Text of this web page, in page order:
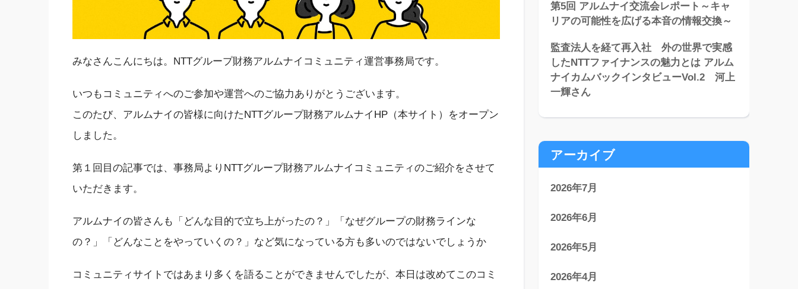
みなさんこんにちは。 NTTグループ財務アルムナイコミュニティ運営事務局です。
いつもコミュニティへのご参加や運営へのご協力ありがとうございます。
このたび、アルムナイの皆様に向けたNTTグループ財務アルムナイHP（本サイト ）
をオープン
しました。
第 １ 回目の記事では、事務局より NTTグループ財務アルムナイコミュニティのご紹介をさせて
いただきます。
アルムナイの皆さん も 「 どんな目的で立ち上がったの ？」「 なぜグループの財務ラインな
の？」
「どんなことをやっていくの ？」 など気になっている方も多いのではないでしょうか
コミュニティサイトではあまり多くを語ることができませんでしたが、 本日は改めて このコミ
第5回 アルムナイ交流会レポート～キャ
リアの可能性を広げる本音の情報交換～
監査法人を経て再入社 外の世界で実感
したNTTファイナンスの魅力とは アルム
ナイカムバックインタビューVol.2 河上
一輝さん
アーカイブ
2026年7月
2026年6月
2026年5月
2026年4月